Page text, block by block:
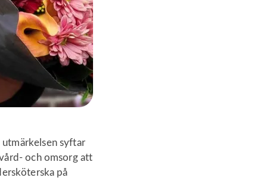
utmärkelsen syftar
och omsorg att
på